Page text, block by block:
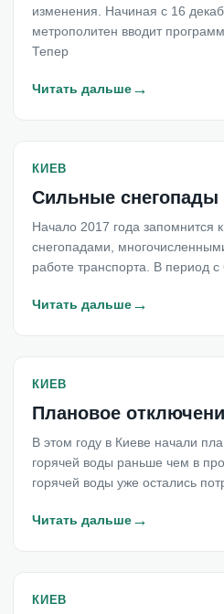
изменения. Начиная с 16
метрополитен вводит
Тепер
Читать дальше→
КИЕВ
Сильные снегопады
Начало 2017 года запомнится
снегопадами,
работе транспорта. В период
Читать дальше→
КИЕВ
Плановое
В этом году в Киеве начали
горячей воды раньше чем в
горячей воды уже остались
Читать дальше→
КИЕВ